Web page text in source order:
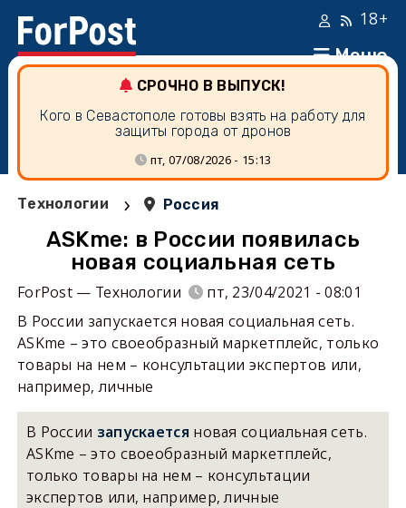
Меню
18+
СРОЧНО В ВЫПУСК!
Кого в Севастополе готовы взять на работу для
защиты города от дронов
пт, 07/08/2026 - 15:13
Технологии › Россия
ASKme: в России появилась
новая социальная сеть
ForPost — Технологии
пт, 23/04/2021 - 08:01
В России запускается новая социальная сеть.
ASKme – это своеобразный маркетплейс, только
товары на нем – консультации экспертов или,
например, личные
В России запускается новая социальная сеть.
ASKme – это своеобразный маркетплейс,
только товары на нем – консультации
экспертов или, например, личные